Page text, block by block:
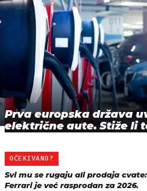
Prva europska država
električne aute. Stiže li
OČEKIVANO?
Svi mu se rugaju ali prodaja
Ferrari je već rasprodan za 2026.